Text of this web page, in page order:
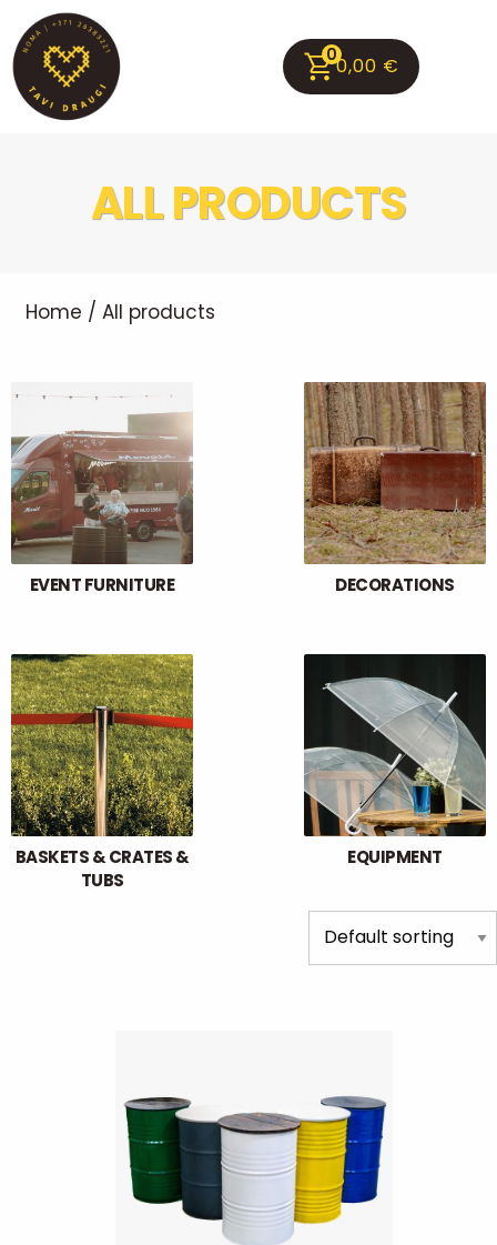
00,00 €
ALL PRODUCTS
Home / All products
EVENT FURNITURE DECORATIONS
BASKETS & CRATES &
TUBS
EQUIPMENT